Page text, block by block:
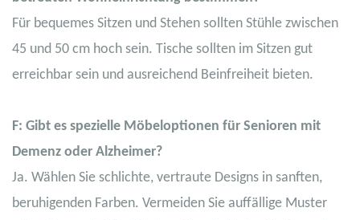
Für bequemes Sitzen und Stehen sollten Stühle zwischen
45 und 50 cm hoch sein. Tische sollten im Sitzen gut
erreichbar sein und ausreichend Beinfreiheit bieten.
F: Gibt es spezielle Möbeloptionen für Senioren mit
Demenz oder Alzheimer?
Ja. Wählen Sie schlichte, vertraute Designs in sanften,
beruhigenden Farben. Vermeiden Sie auffällige Muster